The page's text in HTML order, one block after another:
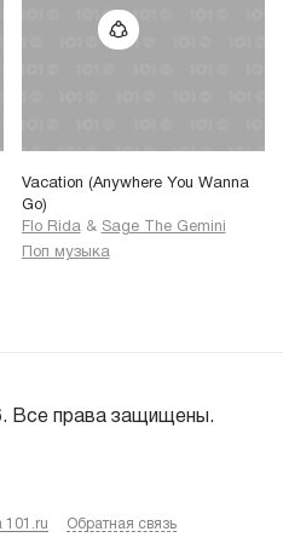
Vacation (Anywhere You Wanna
Go)
Flo Rida & Sage The Gemini
Поп музыка
Все права защищены.
101.ru Обратная связь